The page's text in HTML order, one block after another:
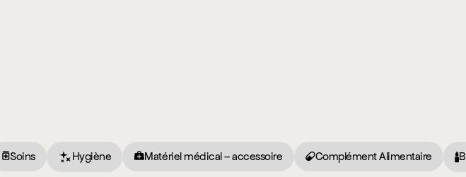
Soins Hygiène Matériel médical – accessoire Complément Alimentaire